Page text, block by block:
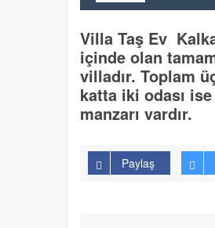
Villa Taş Ev
içinde olan
villadır. Toplam
katta iki odası
manzarı vardır.
Paylaş